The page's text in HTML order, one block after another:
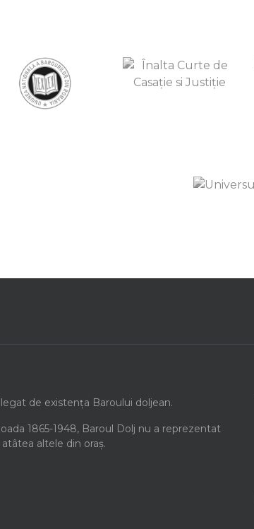
de existența Baroului doljean.
1865-1948, Baroul Dolj nu a reprezentat
altele din oraș.